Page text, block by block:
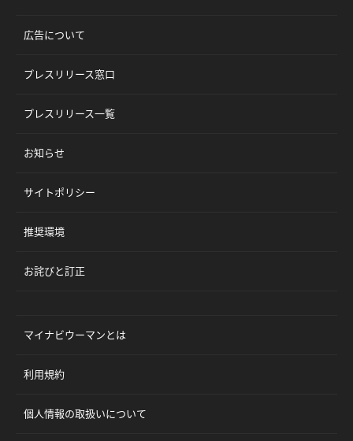
広告について
プレスリリース窓口
プレスリリース一覧
お知らせ
サイトポリシー
推奨環境
お詫びと訂正
マイナビウーマンとは
利用規約
個人情報の取扱いについて